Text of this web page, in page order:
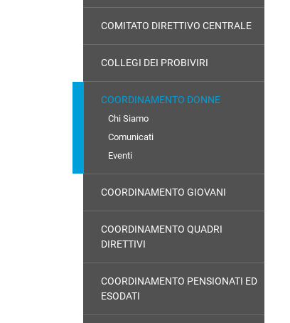
COMITATO DIRETTIVO CENTRALE
COLLEGI DEI PROBIVIRI
COORDINAMENTO DONNE
Chi Siamo
Comunicati
Eventi
COORDINAMENTO GIOVANI
COORDINAMENTO QUADRI
DIRETTIVI
COORDINAMENTO PENSIONATI ED
ESODATI